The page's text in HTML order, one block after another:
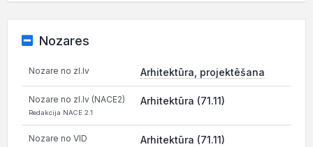
Nozares
Nozare no zl.lv Arhitektūra, projektēšana
Nozare no zl.lv (NACE2)
Redakcija NACE 2.1
Arhitektūra (71.11)
Nozare no VID Arhitektūra (71.11)